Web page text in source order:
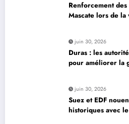
Renforcement
Mascate lors de
juin 30, 2026
Duras : les
pour améliorer la
juin 30, 2026
Suez et EDF
historiques avec le